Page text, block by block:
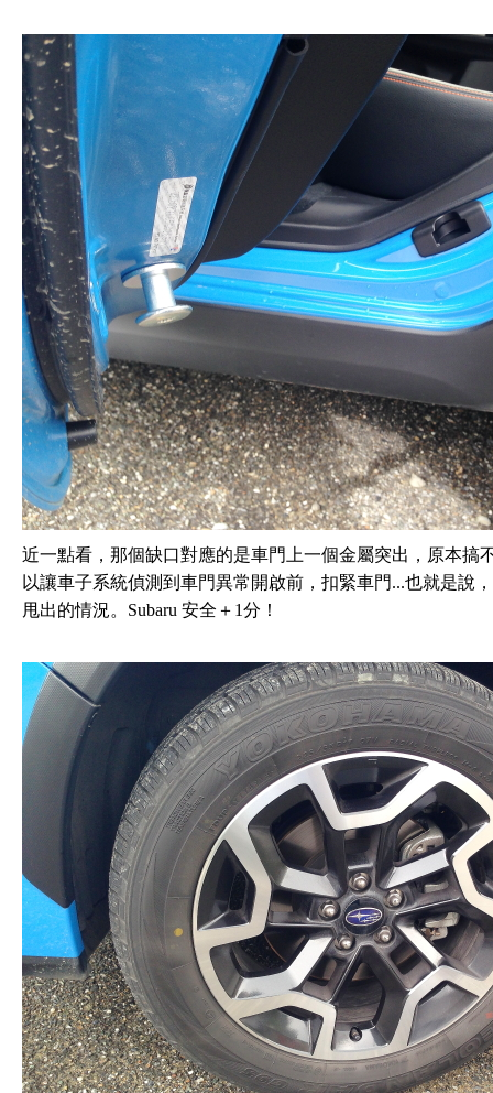
近一點看，那個缺口對應的是車門上一個金屬突出，原本搞
以讓車子系統偵測到車門異常開啟前，扣緊車門...也就是說
甩出的情況。Subaru 安全＋1分！